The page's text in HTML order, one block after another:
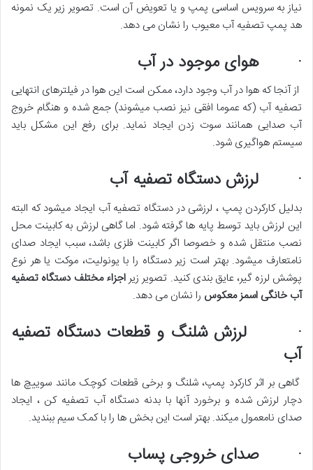
نیاز به سرویس اساسی پمپ و یا تعویض آن است. تصویر زیر یک نمونه
هد پمپ تصفیه آب معیوب را نشان می دهد.
· هوای موجود در آب
از آنجا که هوا در آب وجود دارد، ممکن است این هوا در فیلترهای انتهایی
تصفیه آب (که عموما افقی نیز نصب میشوند) جمع شده و هنگام خروج
آب صدایی همانند سوت زدن ایجاد نماید. برای رفع این مشکل باید
سیستم هواگیری شود.
· لرزش دستگاه تصفیه آب
بدلیل کارکردن پمپ ، لرزشی در دستگاه تصفیه آب ایجاد میشود که البته
این لرزش باید توسط پایه ها گرفته شود. اما گاهی لرزش به کابینت محل
نصب منتقل شده و خصوصا اگر کابینت فلزی باشد، سبب ایجاد صدای
نامتعارف میشود. بهتر است زیر دستگاه را با یونولیت، موکت یا هر نوع
پوشش لرزه گیر، عایق بندی کنید. تصویر زیراجزاء مختلف دستگاه تصفیه
آب خانگی اسمز معکوس را نشان می دهد.
· لرزش شلنگ و قطعات دستگاه تصفیه
آب
گاهی بر اثر کارکرد پمپ، شلنگ و برخی قطعات کوچک مانند سوییچ ها
دچار لرزش شده و برخورد آنها با بدنه دستگاه آب تصفیه کن ، ایجاد
صدای نامعمول میکند. بهتر است این بخش ها را با کمک سیم ببندید.
· صدای خروجی پساب